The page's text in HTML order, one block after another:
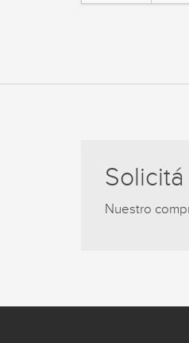
Nuestro